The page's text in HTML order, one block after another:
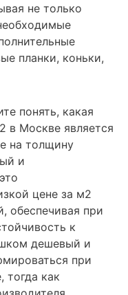
не только
планки, коньки,
понять, какая
в Москве является
на толщину
и
цене за м2
обеспечивая при
к
дешевый и
при
тогда как